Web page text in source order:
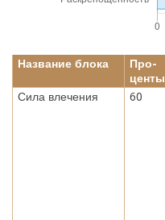
Название блока
Про-
центы
Сила влечения 60